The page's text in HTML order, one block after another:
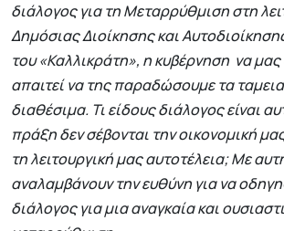
διάλογος για τη Μεταρρύθμιση στη
Δημόσιας Διοίκησης και
του «Καλλικράτη», η κυβέρνηση να μας
απαιτεί να της παραδώσουμε τα
διαθέσιμα. Τι είδους διάλογος είναι
πράξη δεν σέβονται την οικονομική
τη λειτουργική μας αυτοτέλεια; Με
αναλαμβάνουν την ευθύνη για να
διάλογος για μια αναγκαία και